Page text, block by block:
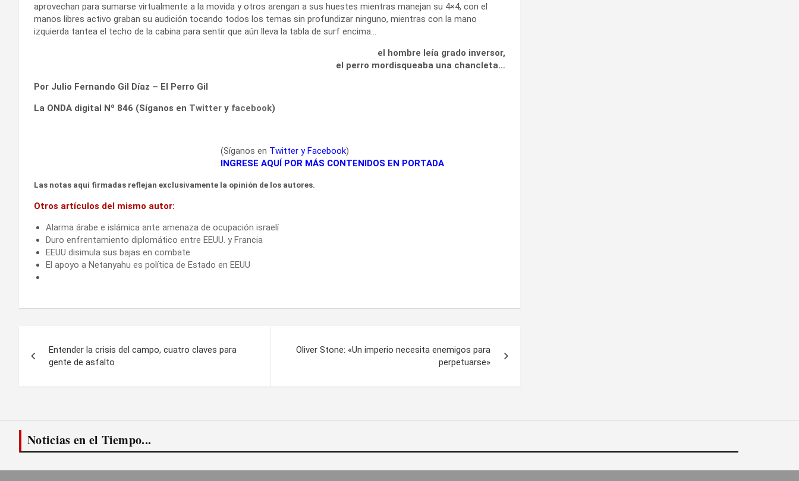
aprovechan para sumarse virtualmente a la movida y otros arengan a sus huestes mientras manejan su 4×4, con el
manos libres activo graban su audición tocando todos los temas sin profundizar ninguno, mientras con la mano
izquierda tantea el techo de la cabina para sentir que aún lleva la tabla de surf encima…
el hombre leía grado inversor,
el perro mordisqueaba una chancleta…
Por Julio Fernando Gil Díaz – El Perro Gil
La ONDA digital Nº 846 (Síganos en Twitter y facebook)
(Síganos en Twitter yFacebook)
INGRESE AQUÍ POR MÁS CONTENIDOS EN PORTADA
Las notas aquí firmadas reflejan exclusivamente la opinión de los autores.
Otros artículos del mismo autor:
Alarma árabe e islámica ante amenaza de ocupación israelí
Duro enfrentamiento diplomático entre EEUU. y Francia
EEUU disimula sus bajas en combate
El apoyo a Netanyahu es política de Estado en EEUU
de
entradas
Entender la crisis del campo, cuatro claves para
gente de asfalto
Oliver Stone: «Un imperio necesita enemigos para
perpetuarse»
Noticias en el Tiempo...